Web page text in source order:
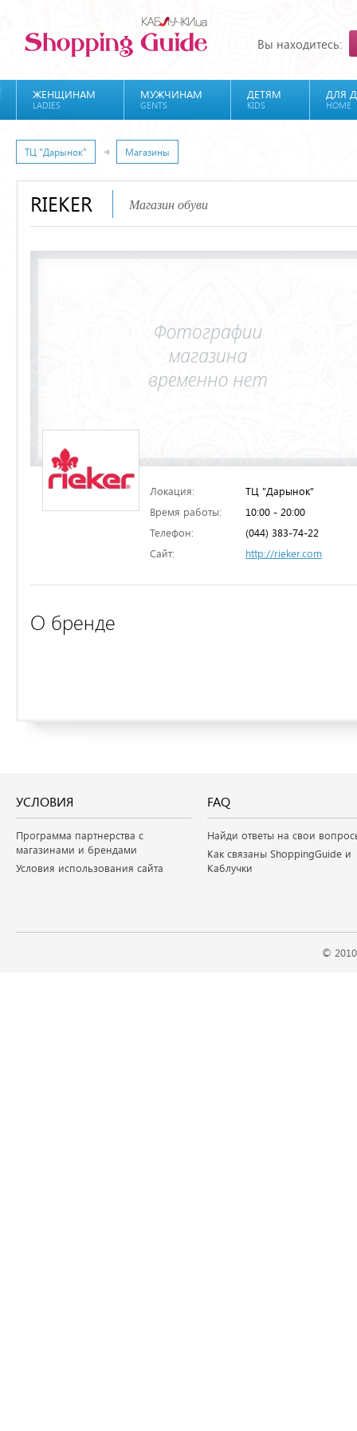
Вы находитесь:
ЖЕНЩИНАМ
LADIES
МУЖЧИНАМ
GENTS
ДЕТЯМ
KIDS
ДЛЯ
HOME
ТЦ "Дарынок" Магазины
RIEKER Магазин обуви
Локация:
ТЦ "Дарынок"
Время работы:
10:00 - 20:00
Телефон:
(044) 383-74-22
Сайт:
http://rieker.com
О бренде
УСЛОВИЯ
Программа партнерства с
магазинами и брендами
Условия использования сайта
FAQ
Найди ответы на свои
Как связаны ShoppingGuide и
Каблучки
©